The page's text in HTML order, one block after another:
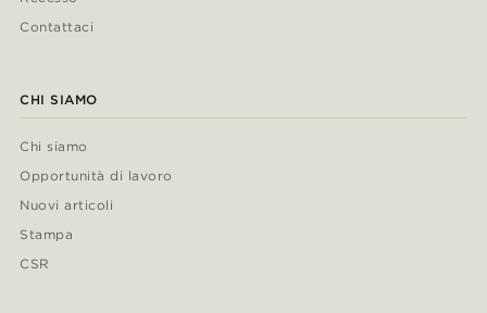
Contattaci
CHI SIAMO
Chi siamo
Opportunità di lavoro
Nuovi articoli
Stampa
CSR